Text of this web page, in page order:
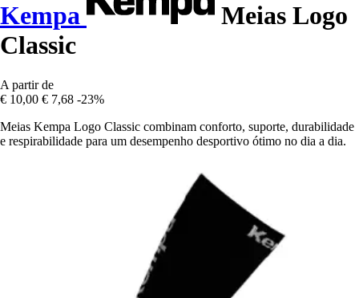
Kempa
Meias Logo
Classic
A partir de
€ 10,00 € 7,68 -23%
Meias Kempa Logo Classic combinam conforto, suporte, durabilidade
e respirabilidade para um desempenho desportivo ótimo no dia a dia.